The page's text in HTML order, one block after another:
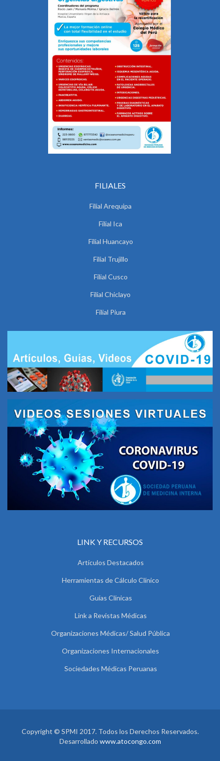
FILIALES
Filial Arequipa
Filial Ica
Filial Huancayo
Filial Trujillo
Filial Cusco
Filial Chiclayo
Filial Piura
LINK Y RECURSOS
Artículos Destacados
Herramientas de Cálculo Clínico
Guías Clínicas
Link a Revistas Médicas
Organizaciones Médicas/ Salud Pública
Organizaciones Internacionales
Sociedades Médicas Peruanas
Copyright © SPMI 2017. Todos los Derechos Reservados.
Desarrollado www.atocongo.com